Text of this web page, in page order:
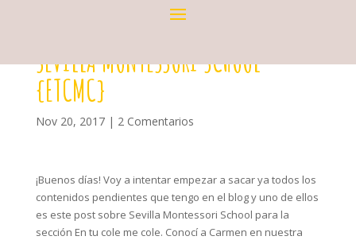
SEVILLA MONTESSORI SCHOOL
{ETCMC}
Nov 20, 2017| 2 Comentarios
¡Buenos días! Voy a intentar empezar a sacar ya todos los
contenidos pendientes que tengo en el blog y uno de ellos
es este post sobre Sevilla Montessori School para la
sección En tu cole me cole. Conocí a Carmen en nuestra